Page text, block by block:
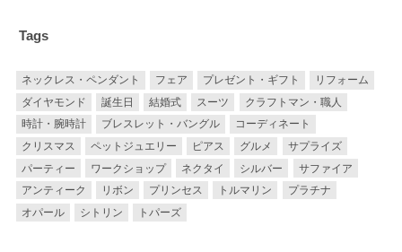
Tags
ネックレス・ペンダント フェア プレゼント・ギフト
リフォーム
ダイヤモンド
誕生日 結婚式 スーツ
クラフトマン・職人
時計・腕時計
ブレスレット・バングル
コーディネート
クリスマス
ペットジュエリー ピアス グルメ
サプライズ
パーティー
ワークショップ ネクタイ シルバー
サファイア
アンティーク
リボン プリンセス トルマリン
プラチナ
オパール
シトリン トパーズ